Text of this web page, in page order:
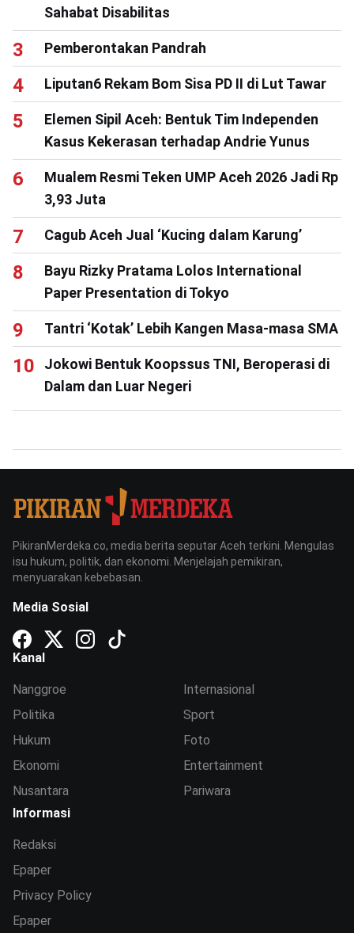
Sahabat Disabilitas
Pemberontakan Pandrah
Liputan6 Rekam Bom Sisa PD II di Lut Tawar
Elemen Sipil Aceh: Bentuk Tim Independen
Kasus Kekerasan terhadap Andrie Yunus
Mualem Resmi Teken UMP Aceh 2026 Jadi Rp
3,93 Juta
Cagub Aceh Jual ‘Kucing dalam Karung’
Bayu Rizky Pratama Lolos International
Paper Presentation di Tokyo
Tantri ‘Kotak’ Lebih Kangen Masa-masa SMA
Jokowi Bentuk Koopssus TNI, Beroperasi di
Dalam dan Luar Negeri
PikiranMerdeka.co, media berita seputar Aceh terkini. Mengulas
isu hukum, politik, dan ekonomi. Menjelajah pemikiran,
menyuarakan kebebasan.
Media Sosial
Kanal
Nanggroe
Politika
Hukum
Ekonomi
Nusantara
Internasional
Sport
Foto
Entertainment
Pariwara
Informasi
Redaksi
Epaper
Privacy Policy
Epaper